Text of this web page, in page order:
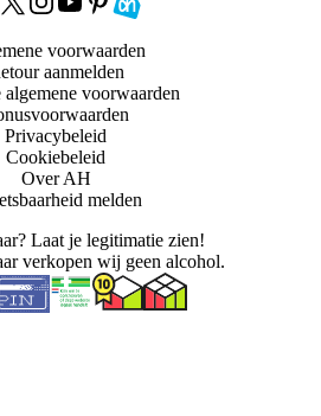
voorwaarden
aanmelden
voorwaarden
Privacybeleid
Cookiebeleid
Over AH
melden
Laat je legitimatie zien!
verkopen wij geen alcohol.